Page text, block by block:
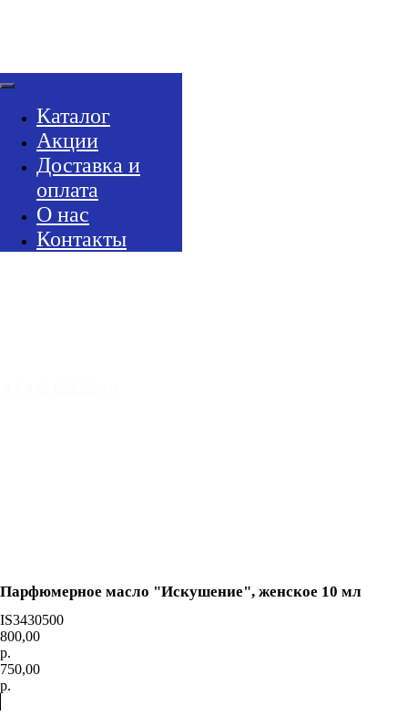
Каталог
Акции
Доставка и
оплата
О нас
Контакты
Парфюмерное масло "Искушение", женское 10 мл
IS3430500
800,00
р.
750,00
р.